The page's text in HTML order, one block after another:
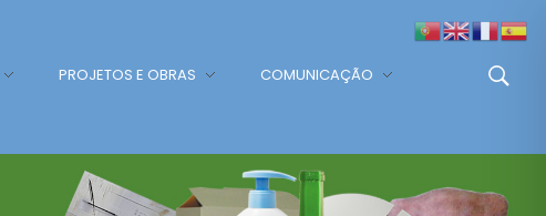
PROJETOS E OBRAS COMUNICAÇÃO